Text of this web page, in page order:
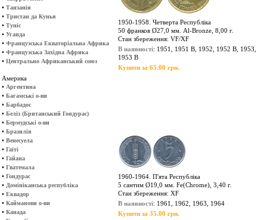
• Танзанія
• Тристан да Кунья
• Туніс
• Уганда
• Французська Екваторіальна Африка
• Французська Західна Африка
• Центрально Африканський союз
Америка
• Аргентина
• Багамські о-ви
• Барбадос
• Беліз (Британський Гондурас)
• Бермудські о-ви
• Бразилія
• Венесуела
• Гаїті
• Гайана
• Гватемала
• Гондурас
• Домініканська республіка
• Еквадор
• Кайманови о-ви
• Канада
1950-1958. Четверта Республіка
50 франков Ø27,0 мм. Al-Bronze, 8,00 г.
Стан збереження: VF/XF
В наявності: 1951, 1951 В, 1952, 1952 B, 1953,
1953 B
Купити за 65.00 грн.
1960-1964. П'ята Республіка
5 сантим Ø19,0 мм. Fe(Chrome), 3,40 г.
Стан збереження: XF
В наявності: 1961, 1962, 1963, 1964
Купити за 35.00 грн.